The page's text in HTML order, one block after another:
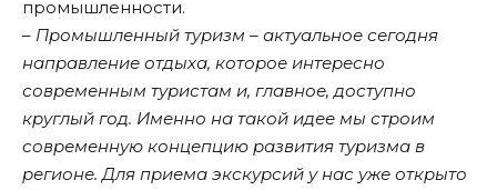
промышленности.
– Промышленный туризм – актуальное сегодня
направление отдыха, которое интересно
современным туристам и, главное, доступно
круглый год. Именно на такой идее мы строим
современную концепцию развития туризма в
регионе. Для приема экскурсий у нас уже открыто